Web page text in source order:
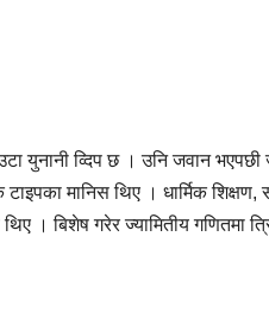
युनानी व्दिप छ । उनि जवान
मानिस थिए । धार्मिक शिक्षण,
बिशेष गरेर ज्यामितीय गणितमा